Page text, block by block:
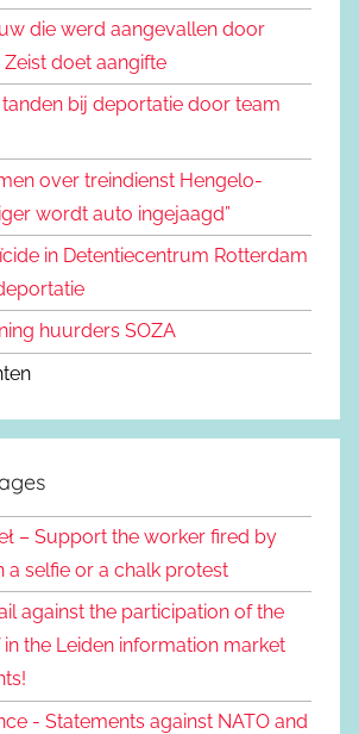
die werd aangevallen door
doet aangifte
bij deportatie door team
over treindienst Hengelo-
wordt auto ingejaagd”
in Detentiecentrum Rotterdam
huurders SOZA
– Support the worker fired by
selfie or a chalk protest
against the participation of the
in the Leiden information market
- Statements against NATO and